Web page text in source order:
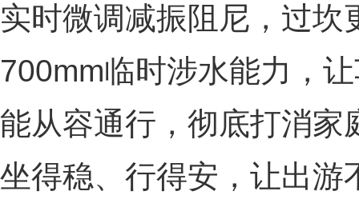
实时微调减振阻尼，过坎
700mm临时涉水能力，
能从容通行，彻底打消家
坐得稳、行得安，让出游